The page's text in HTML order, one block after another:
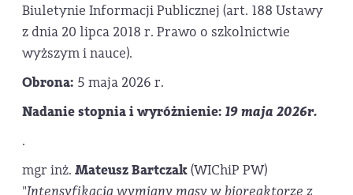
Biuletynie Informacji Publicznej (art. 188 Ustawy
z dnia 20 lipca 2018 r. Prawo o szkolnictwie
wyższym i nauce).
Obrona: 5 maja 2026 r.
Nadanie stopnia i wyróżnienie: 19 maja 2026r.
.
mgr inż. Mateusz Bartczak(WIChiP PW)
"Intensyfikacja wymiany masy w bioreaktorze z